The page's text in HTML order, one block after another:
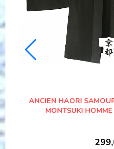
ANCIEN KIMONO
MONTSUKI SOIE